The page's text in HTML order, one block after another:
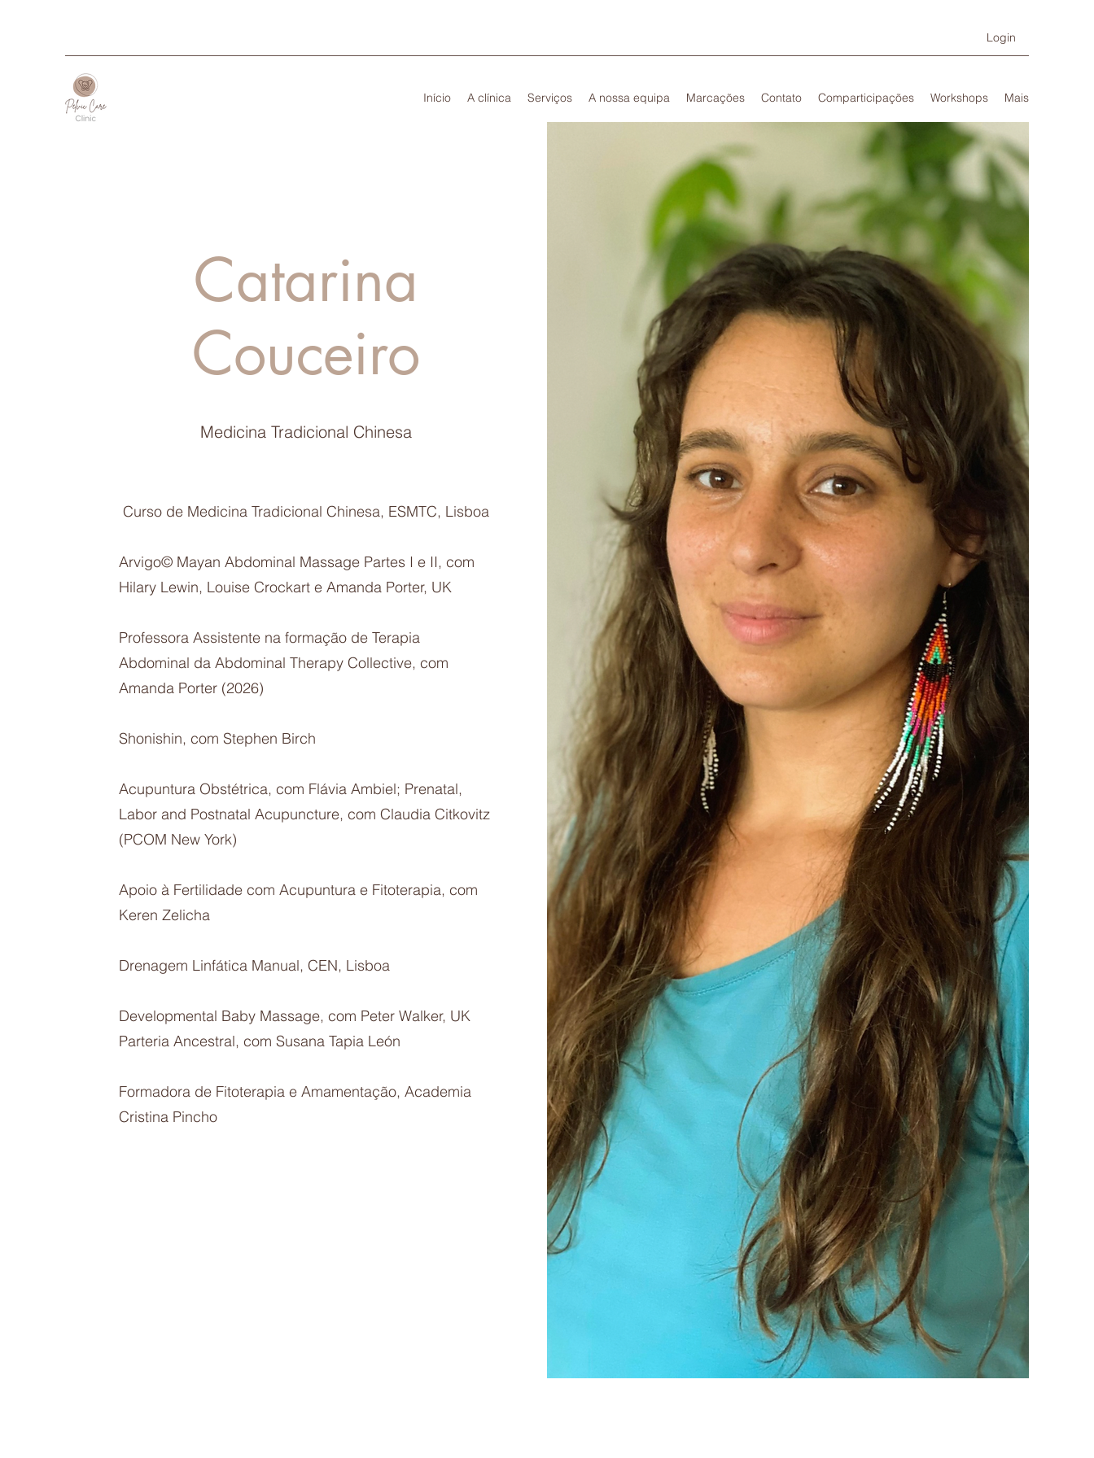
Login
Início A clínica Serviços A nossa equipa Marcações Contato Comparticipações Workshops Mais
Catarina
Couceiro
Medicina Tradicional Chinesa
Curso de Medicina Tradicional Chinesa, ESMTC, Lisboa
Arvigo© Mayan Abdominal Massage Partes I e II, com
Hilary Lewin, Louise Crockart e Amanda Porter, UK
Professora Assistente na formação de Terapia
Abdominal da Abdominal Therapy Collective, com
Amanda Porter (2026)
Shonishin, com Stephen Birch
Acupuntura Obstétrica, com Flávia Ambiel; Prenatal,
Labor and Postnatal Acupuncture, com Claudia Citkovitz
(PCOM New York)
Apoio à Fertilidade com Acupuntura e Fitoterapia, com
Keren Zelicha
Drenagem Linfática Manual, CEN, Lisboa
Developmental Baby Massage, com Peter Walker, UK
Parteria Ancestral, com Susana Tapia León
Formadora de Fitoterapia e Amamentação, Academia
Cristina Pincho